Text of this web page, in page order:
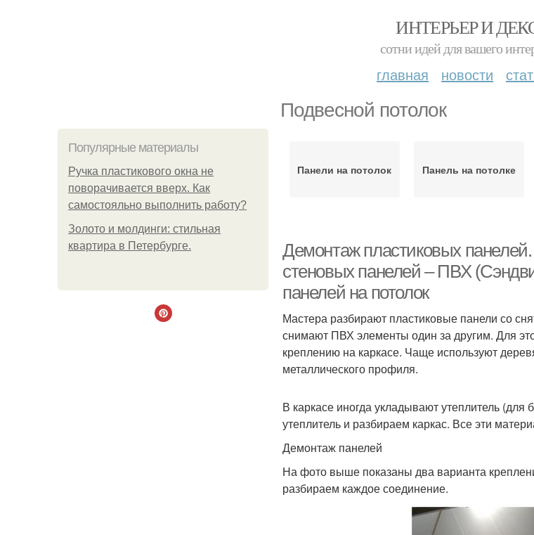
ИНТЕРЬЕР И
сотни идей для вашего
главная новости
Подвесной потолок
Популярные материалы
Ручка пластикового окна не
поворачивается вверх. Как
самостояльно выполнить работу?
Золото и молдинги: стильная
квартира в Петербурге.
Панели на потолок Панель на потолке
Демонтаж пластиковых
стеновых панелей – ПВХ
панелей на потолок
Мастера разбирают пластиковые панели со
снимают ПВХ элементы один за другим. Для
креплению на каркасе. Чаще используют
металлического профиля.
В каркасе иногда укладывают утеплитель
утеплитель и разбираем каркас. Все эти
Демонтаж панелей
На фото выше показаны два варианта
разбираем каждое соединение.